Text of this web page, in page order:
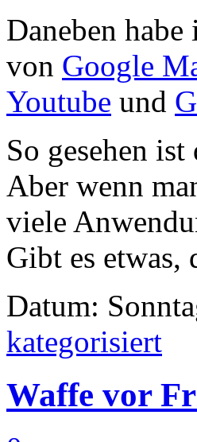
Daneben
von Google
Youtube und
So gesehen
Aber wenn
viele
Gibt es etwas,
Datum:
kategorisiert
Waffe vor